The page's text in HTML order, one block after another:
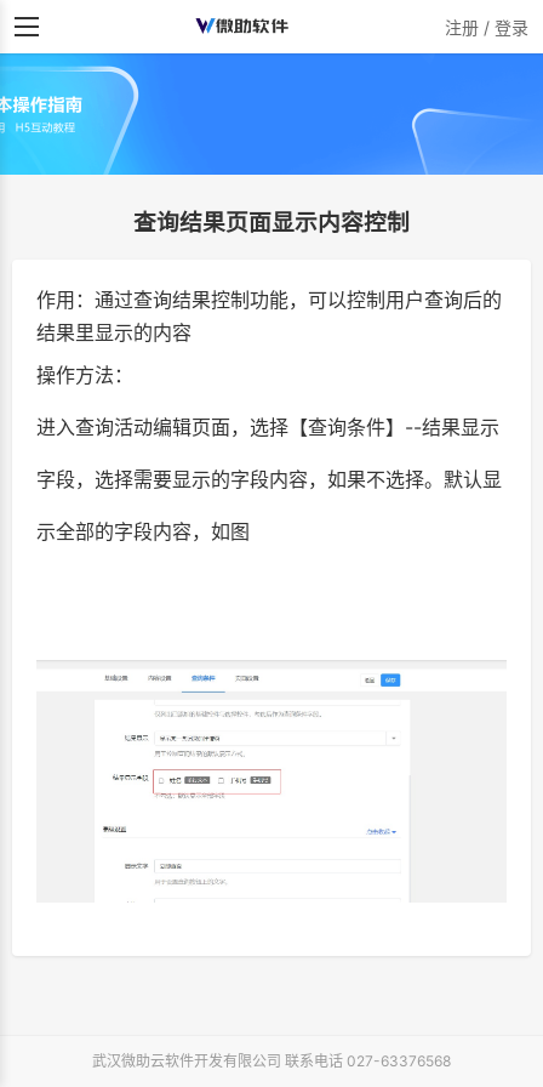
注册 / 登录
查询结果页面显示内容控制
作用：通过查询结果控制功能，可以控制用户查询后的
结果里显示的内容
操作方法：
进入查询活动编辑页面，选择【查询条件】--结果显示
字段，选择需要显示的字段内容，如果不选择。默认显
示全部的字段内容，如图
武汉微助云软件开发有限公司 联系电话 027-63376568